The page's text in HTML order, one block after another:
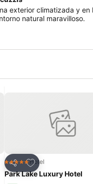
exterior climatizada y en
natural maravilloso.
Compartir
Agregar a
5 EstrellasHotel
Park Lake Luxury Hotel